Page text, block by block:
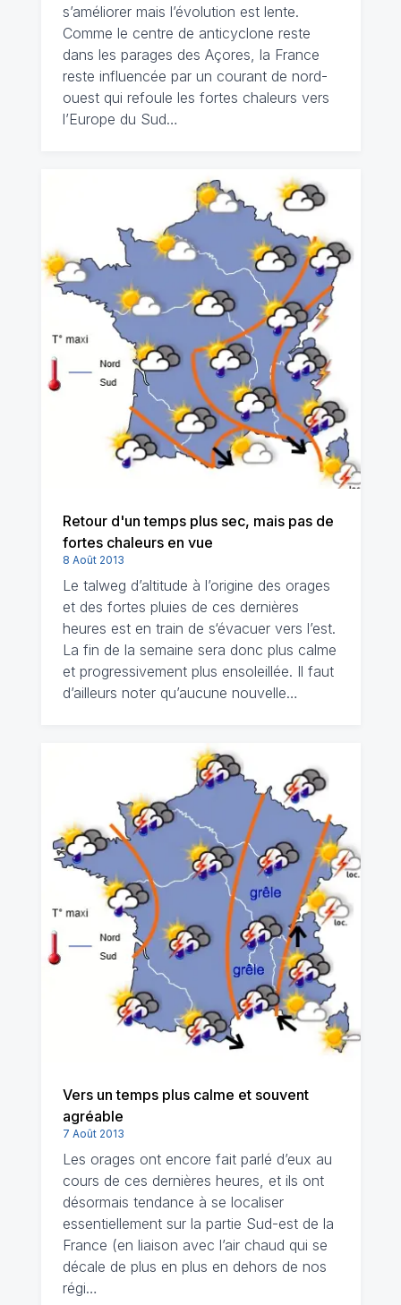
s’améliorer mais l’évolution est lente.
Comme le centre de anticyclone reste
dans les parages des Açores, la France
reste influencée par un courant de nord-
ouest qui refoule les fortes chaleurs vers
l’Europe du Sud…
Retour d'un temps plus sec, mais pas de
fortes chaleurs en vue
8 Août 2013
Le talweg d’altitude à l’origine des orages
et des fortes pluies de ces dernières
heures est en train de s‘évacuer vers l’est.
La fin de la semaine sera donc plus calme
et progressivement plus ensoleillée. Il faut
d’ailleurs noter qu’aucune nouvelle…
Vers un temps plus calme et souvent
agréable
7 Août 2013
Les orages ont encore fait parlé d’eux au
cours de ces dernières heures, et ils ont
désormais tendance à se localiser
essentiellement sur la partie Sud-est de la
France (en liaison avec l’air chaud qui se
décale de plus en plus en dehors de nos
régi…